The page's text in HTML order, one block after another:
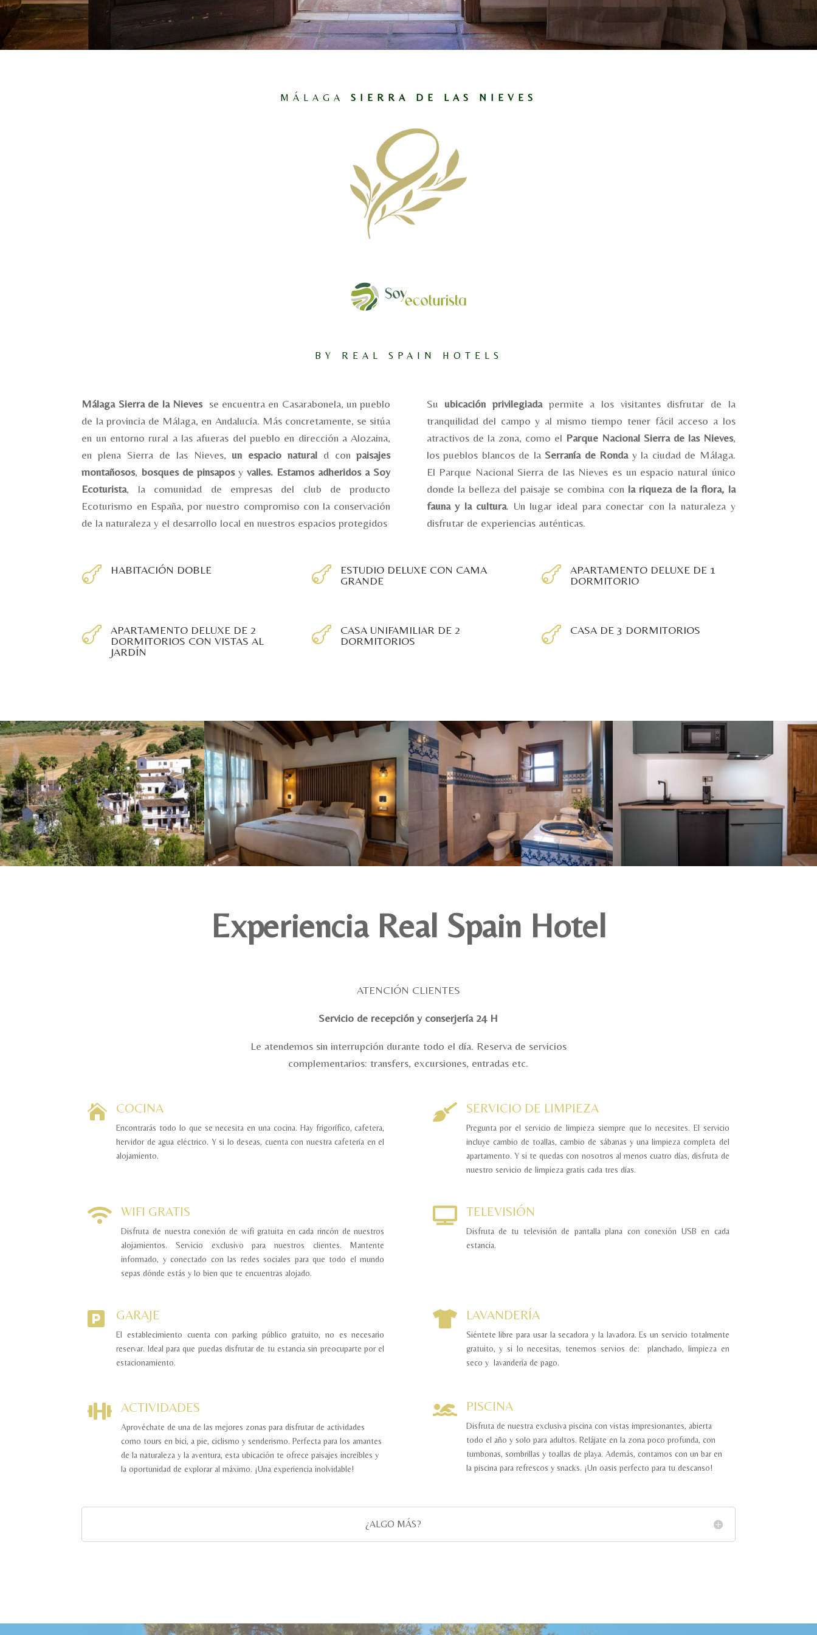
MÁLAGA SIERRA DE LAS NIEVES
BY REAL SPAIN HOTELS
Málaga Sierra de la Nievesse encuentra en Casarabonela, un pueblo
de la provincia de Málaga, en Andalucía. Más concretamente, se sitúa
en un entorno rural a las afueras del pueblo en dirección a Alozaina,
en plena Sierra de las Nieves, un espacio naturald conpaisajes
montañosos, bosques de pinsaposyvalles. Estamos adheridos a Soy
Ecoturista, la comunidad de empresas del club de producto
Ecoturismo en España, por nuestro compromiso con la conservación
de la naturaleza y el desarrollo local en nuestros espacios protegidos
Su ubicación privilegiadapermite a los visitantes disfrutar de la
tranquilidad del campo y al mismo tiempo tener fácil acceso a los
atractivos de la zona, como el Parque Nacional Sierra de las Nieves,
los pueblos blancos de laSerranía de Ronday la ciudad de Málaga.
El Parque Nacional Sierra de las Nieves es un espacio natural único
donde la belleza del paisaje se combina con la riqueza de la flora, la
fauna y la cultura. Un lugar ideal para conectar con la naturaleza y
disfrutar de experiencias auténticas.
 HABITACIÓN DOBLE 
ESTUDIO DELUXE CON CAMA
GRANDE

APARTAMENTO DELUXE DE 1
DORMITORIO

APARTAMENTO DELUXE DE 2
DORMITORIOS CON VISTAS AL
JARDÍN

CASA UNIFAMILIAR DE 2
DORMITORIOS
 CASA DE 3 DORMITORIOS
Experiencia Real Spain Hotel
ATENCIÓN CLIENTES
Servicio de recepción y conserjería 24 H
Le atendemos sin interrupción durante todo el día. Reserva de servicios
complementarios: transfers, excursiones, entradas etc.
 COCINA
Encontrarás todo lo que se necesita en una cocina. Hay frigorífico, cafetera,
hervidor de agua eléctrico. Y si lo deseas, cuenta con nuestra cafetería en el
alojamiento.
 SERVICIO DE LIMPIEZA
Pregunta por el servicio de limpieza siempre que lo necesites. El servicio
incluye cambio de toallas, cambio de sábanas y una limpieza completa del
apartamento. Y si te quedas con nosotros al menos cuatro días, disfruta de
nuestro servicio de limpieza gratis cada tres días.
 WIFI GRATIS
Disfruta de nuestra conexión de wifi gratuita en cada rincón de nuestros
alojamientos. Servicio exclusivo para nuestros clientes. Mantente
informado, y conectado con las redes sociales para que todo el mundo
sepas dónde estás y lo bien que te encuentras alojado.
 TELEVISIÓN
Disfruta de tu televisión de pantalla plana con conexión USB en cada
estancia.
 GARAJE
El establecimiento cuenta con parking público gratuito, no es necesario
reservar. Ideal para que puedas disfrutar de tu estancia sin preocuparte por el
estacionamiento.
 ACTIVIDADES
Aprovéchate de una de las mejores zonas para disfrutar de actividades
como tours en bici, a pie, ciclismo y senderismo. Perfecta para los amantes
de la naturaleza y la aventura, esta ubicación te ofrece paisajes increíbles y
la oportunidad de explorar al máximo. ¡Una experiencia inolvidable!
 LAVANDERÍA
Siéntete libre para usar la secadora y la lavadora. Es un servicio totalmente
gratuito, y si lo necesitas, tenemos servios de: planchado, limpieza en
seco y lavandería de pago.
 PISCINA
Disfruta de nuestra exclusiva piscina con vistas impresionantes, abierta
todo el año y solo para adultos. Relájate en la zona poco profunda, con
tumbonas, sombrillas y toallas de playa. Además, contamos con un bar en
la piscina para refrescos y snacks. ¡Un oasis perfecto para tu descanso!
¿ALGO MÁS?